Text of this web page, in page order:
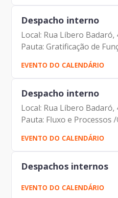
Wagner Kanagusuko...
Despacho interno
Local: Rua Líbero Badaró,
Pauta: Gratificação de
Desempenho
Dantas Lucia Cristina
Silva Brito
EVENTO DO CALENDÁRIO
Despacho interno
Local: Rua Líbero Badaró,
Pauta: Fluxo e Processos
Participantes: Johann
Lobato Couto Carlos
Campos Camila Ramos
EVENTO DO CALENDÁRIO
Despachos internos
EVENTO DO CALENDÁRIO